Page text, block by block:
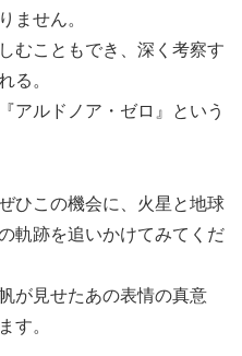
ません。
むこともでき、深く考察す
る。
アルドノア・ゼロ』という
ひこの機会に、火星と地球
軌跡を追いかけてみてくだ
が見せたあの表情の真意
す。